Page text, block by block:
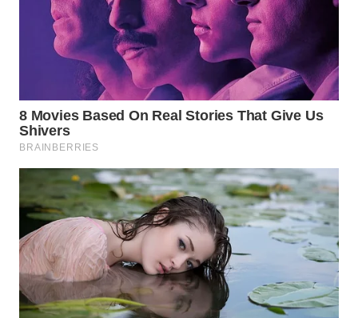
WN
SUBANG
SUKABUMI
WN
PURWAKARTA
WN
PRIANGAN
TIMUR
WN
SEMARANG